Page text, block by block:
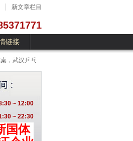
新文章栏目
链接
，武汉乒乓
~ 12:00
~ 22:30
体